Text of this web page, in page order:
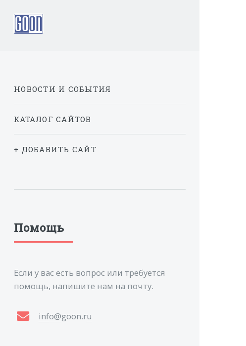
НОВОСТИ И СОБЫТИЯ
КАТАЛОГ САЙТОВ
+ ДОБАВИТЬ САЙТ
Помощь
Если у вас есть вопрос или требуется
помощь, напишите нам на почту.
info@goon.ru